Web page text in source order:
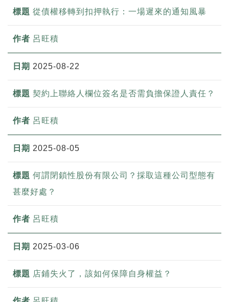
從債權移轉到扣押執行：一場遲來的通知風暴
呂旺積
2025-08-22
契約上聯絡人欄位簽名是否需負擔保證人責任？
呂旺積
2025-08-05
何謂閉鎖性股份有限公司？採取這種公司型態有
甚麼好處？
呂旺積
2025-03-06
店鋪失火了，該如何保障自身權益？